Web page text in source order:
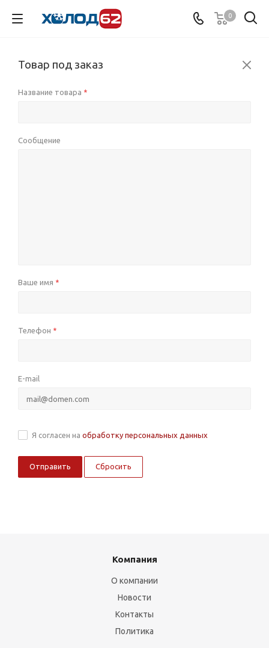
0
Товар под заказ
Название товара *
Сообщение
Ваше имя *
Телефон *
E-mail
Я согласен на обработку персональных данных
Сбросить
Компания
О компании
Новости
Контакты
Политика